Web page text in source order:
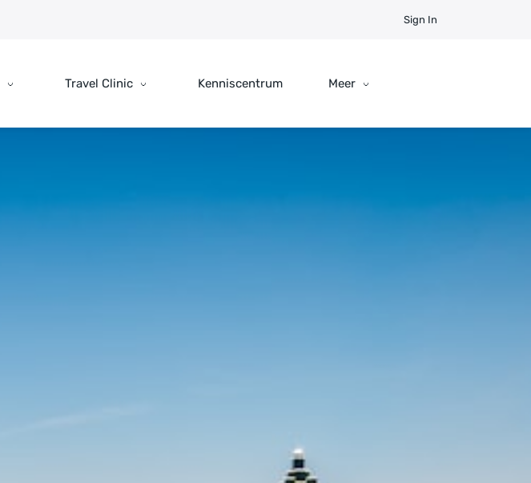
Sign In
Travel Clinic Kenniscentrum Meer